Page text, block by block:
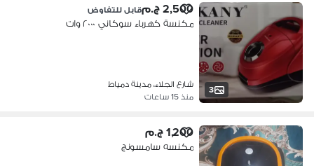
3
2,500 ج.م قابل للتفاوض
مكنسة كهرباء سوكاني ٢٠٠٠ وات
شارع الجلاء، مدينة دمياط
منذ 15 ساعات
1,200 ج.م
مكنسه سامسونج